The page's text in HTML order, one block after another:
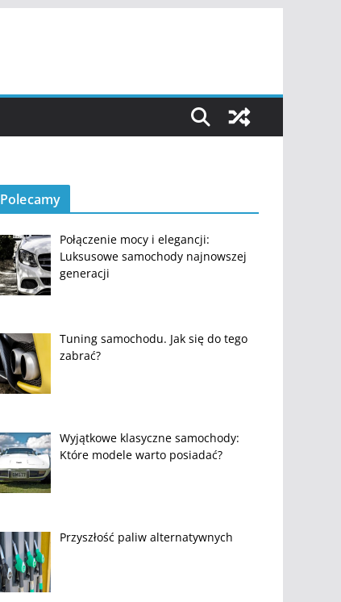
Polecamy
Połączenie mocy i elegancji:
Luksusowe samochody najnowszej
generacji
Tuning samochodu. Jak się do tego
zabrać?
Wyjątkowe klasyczne samochody:
Które modele warto posiadać?
Przyszłość paliw alternatywnych